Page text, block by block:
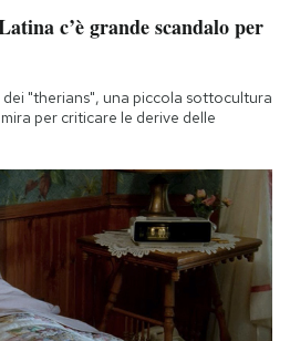
c’è grande scandalo per
"therians", una piccola sottocultura
per criticare le derive delle